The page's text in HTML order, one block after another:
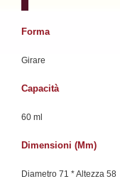
Forma
Girare
Capacità
60 ml
Dimensioni (mm)
Diametro 71 * Altezza 58